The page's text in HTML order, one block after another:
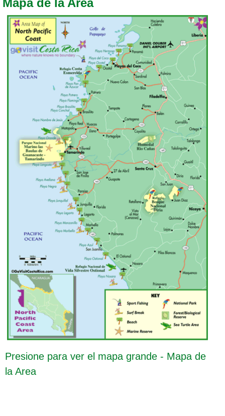
Mapa de la Area
Presione para ver el mapa grande - Mapa de
la Area